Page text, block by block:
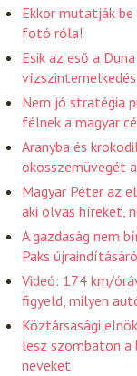
Ekkor mutatják
fotó róla!
Esik az eső a
Nem jó stratégia
félnek a magyar
Aranyba és
okosszemüvegét
Magyar Péter az
aki olvas híreket,
A gazdaság nem
Paks
Videó: 174 km/
figyeld, milyen
Köztársasági
lesz szombaton
neveket